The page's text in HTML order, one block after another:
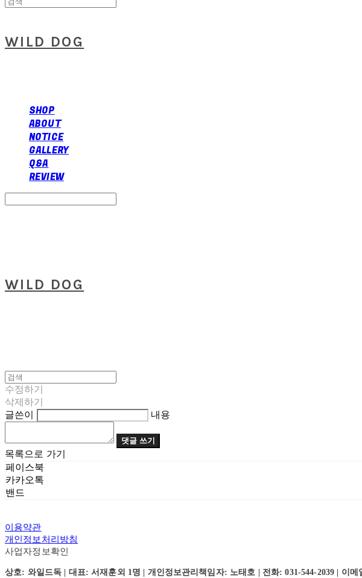
WILD DOG
SHOP
ABOUT
NOTICE
GALLERY
Q&A
REVIEW
WILD DOG
수정하기
삭제하기
글쓴이
내용
댓글 쓰기
목록으로 가기
페이스북
카카오톡
밴드
이용약관
개인정보처리방침
사업자정보확인
상호: 와일드독 | 대표: 서재훈외 1명 | 개인정보관리책임자: 노태호 | 전화: 031-544-2039 | 이메